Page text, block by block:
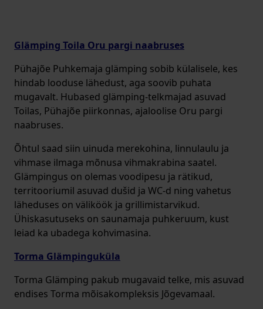
Glämping Toila Oru pargi naabruses
Pühajõe Puhkemaja glämping sobib külalisele, kes
hindab looduse lähedust, aga soovib puhata
mugavalt. Hubased glämping-telkmajad asuvad
Toilas, Pühajõe piirkonnas, ajaloolise Oru pargi
naabruses.
Õhtul saad siin uinuda merekohina, linnulaulu ja
vihmase ilmaga mõnusa vihmakrabina saatel.
Glämpingus on olemas voodipesu ja rätikud,
territooriumil asuvad dušid ja WC-d ning vahetus
läheduses on väliköök ja grillimistarvikud.
Ühiskasutuseks on saunamaja puhkeruum, kust
leiad ka ubadega kohvimasina.
Torma Glämpinguküla
Torma Glämping pakub mugavaid telke, mis asuvad
endises Torma mõisakompleksis Jõgevamaal.